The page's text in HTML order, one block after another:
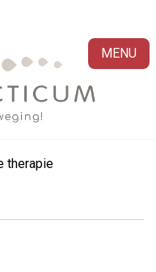
MENU
therapie